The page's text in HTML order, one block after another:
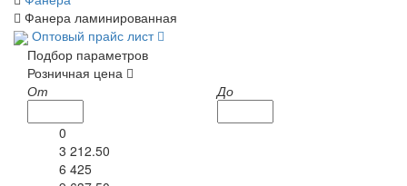
Фанера ламинированная
Оптовый прайс лист
Подбор параметров
Розничная цена
От
До
0
3 212.50
6 425